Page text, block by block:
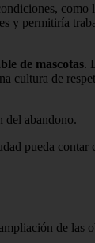
y permitiría
de mascotas.
cultura de
del abandono.
pueda
de las